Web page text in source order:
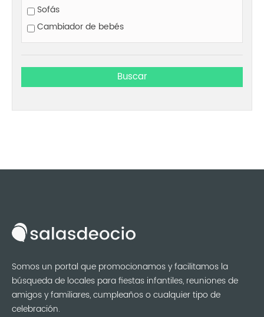
Sofás
Cambiador de bebés
Somos un portal que promocionamos y facilitamos la
búsqueda de locales para fiestas infantiles, reuniones de
amigos y familiares, cumpleaños o cualquier tipo de
celebración.